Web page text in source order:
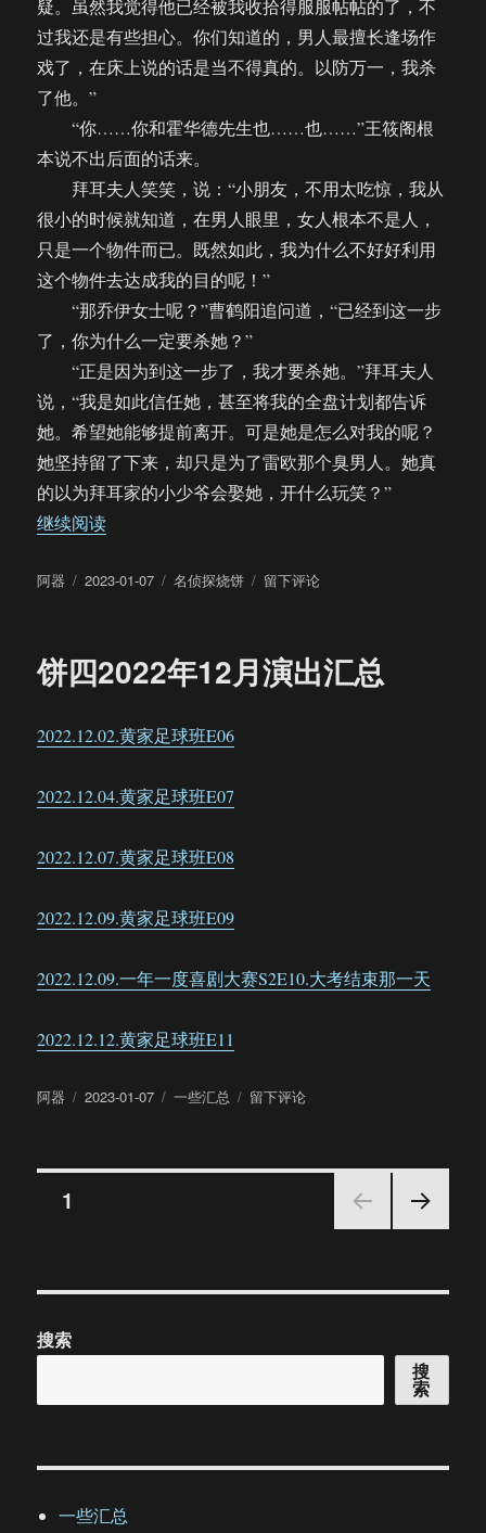
疑。虽然我觉得他已经被我收拾得服服帖帖的了，不
过我还是有些担心。你们知道的，男人最擅长逢场作
戏了，在床上说的话是当不得真的。以防万一，我杀
了他。”
“你……你和霍华德先生也……也……”王筱阁根
本说不出后面的话来。
拜耳夫人笑笑，说：“小朋友，不用太吃惊，我从
很小的时候就知道，在男人眼里，女人根本不是人，
只是一个物件而已。既然如此，我为什么不好好利用
这个物件去达成我的目的呢！”
“那乔伊女士呢？”曹鹤阳追问道，“已经到这一步
了，你为什么一定要杀她？”
“正是因为到这一步了，我才要杀她。”拜耳夫人
说，“我是如此信任她，甚至将我的全盘计划都告诉
她。希望她能够提前离开。可是她是怎么对我的呢？
她坚持留了下来，却只是为了雷欧那个臭男人。她真
的以为拜耳家的小少爷会娶她，开什么玩笑？”
继续阅读“【饼四/AU】名侦探烧饼（62）”
作
阿器
发
2023-01-07
分
名侦探烧饼
于
侦
探
留下评论
饼四2022年12月演出汇总
2022.12.02.黄家足球班E06
2022.12.04.黄家足球班E07
2022.12.07.黄家足球班E08
2022.12.09.黄家足球班E09
2022.12.09.一年一度喜剧大赛S2E10.大考结束那一天
2022.12.12.黄家足球班E11
作
阿器
发
2023-01-07
分
一些汇总
于
2022
汇
留下评论
文
分
页
1
搜索
搜
索
一些汇总